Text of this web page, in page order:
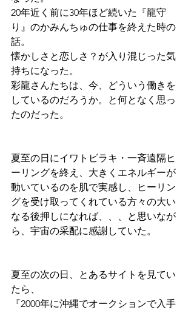
20年近く前に30年ほど続いた『龍守
り』のかみんちゅの仕事を終えた時の
話。
懐かしさと恋しさ？が入り混じった気
持ちになった。
彩龍さんたちは、今、どういう働きを
しているのだろうか。と何となく思っ
たのだった。
夏至の日にイワトビラキ・一斉遠隔ヒ
ーリングを終え、大きくエネルギーが
動いているのを肌で実感し、ヒーリン
グを受け取ってくれている方々の大い
なる後押しになれば、、、と思いなが
ら、宇宙の采配に感謝していた。
夏至の次の日、とあるサイトを見てい
たら、
『2000年に沖縄でオークションで入手